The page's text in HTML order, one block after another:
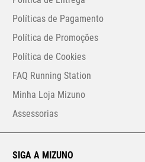
Políticas de Pagamento
Política de Promoções
Política de Cookies
FAQ Running Station
Minha Loja Mizuno
Assessorias
SIGA A MIZUNO